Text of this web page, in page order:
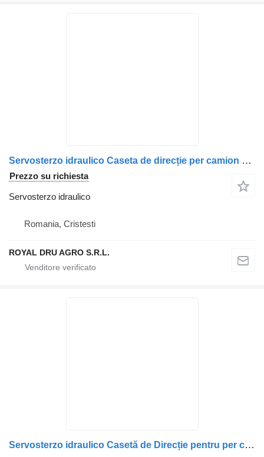
Servosterzo idraulico Caseta de direcție per camion Scania 8044955115 1749270290
Prezzo su richiesta
Servosterzo idraulico
Romania, Cristesti
ROYAL DRU AGRO S.R.L.
Servosterzo idraulico Casetă de Direcție pentru per camion Scania – Coduri: 2266488, 1928275, 573400, 573191